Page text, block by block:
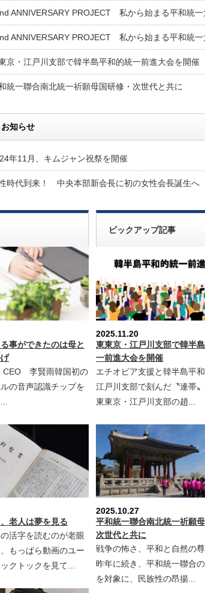
ANNIVERSARY PROJECT 私から始まる平和統一
ANNIVERSARY PROJECT 私から始まる平和統一
京・江戸川支部で韓半島平和的統一前進大会を開催
統一聯合南北統一祈願母国研修・次世代と共に
知らせ
年11月、キムジャン祝祭を開催
時代到来！ 中央本部新会長に初の女性会長誕生へ
事ができたのは母と
CEO 李賢雨韓国初の
の音声認識チップを
老人は夢を見る
活字を読むのが老眼
もっぱら動画のユー
クトックを見て...
ピックアップ記事
2025.11.20
東東京・江戸川支部で韓半
一前進大会を開催
エチオピア支援と韓半島平
江戸川支部で刻んだ〝連帯
東東京・江戸川支部の趙...
2025.10.27
平和統一聯合南北統一祈願母
次世代と共に
戦争の怖さ、平和と自然の
昨年に続き、平和統一聯合
を対象に、民族性の昂揚...